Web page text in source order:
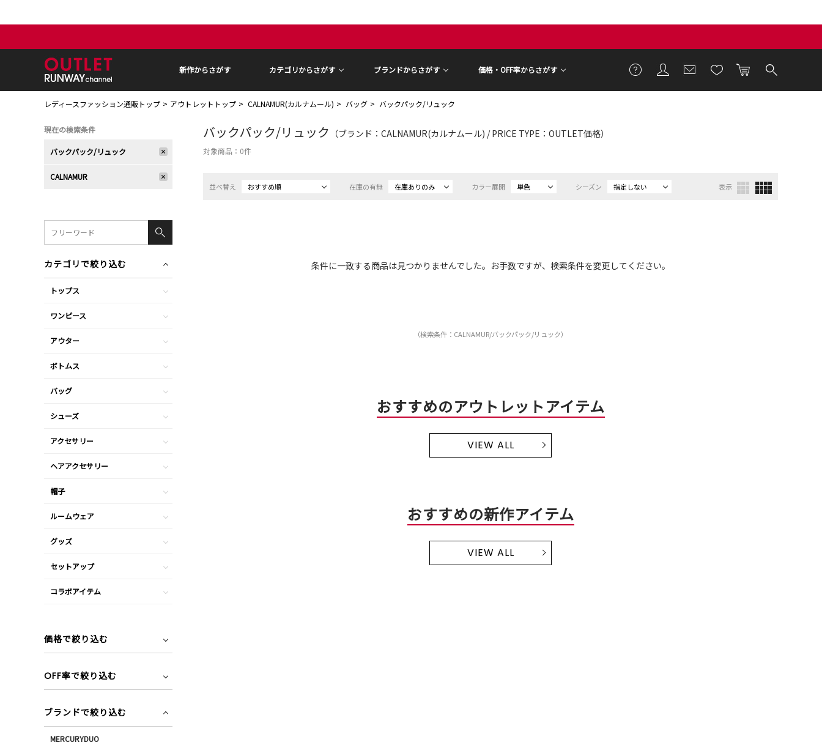
新作からさがす カテゴリからさがす ブランドからさがす 価格・OFF率からさがす
レディースファッション通販トップ アウトレットトップ CALNAMUR(カルナムール) バッグ バックパック/リュック
バックパック/リュック （ブランド：CALNAMUR(カルナムール) / PRICE TYPE：OUTLET価格）
対象商品： 0件
並べ替え おすすめ順 在庫の有無 在庫ありのみ カラー展開 単色 シーズン 指定しない 表示
条件に一致する商品は見つかりませんでした。お手数ですが、検索条件を変更してください。
（検索条件：CALNAMUR/バックパック/リュック）
おすすめのアウトレットアイテム
VIEW ALL
おすすめの新作アイテム
VIEW ALL
現在の検索条件
バックパック/リュック
CALNAMUR
カテゴリで絞り込む
トップス
ワンピース
アウター
ボトムス
バッグ
シューズ
アクセサリー
ヘアアクセサリー
帽子
ルームウェア
グッズ
セットアップ
コラボアイテム
価格で絞り込む
OFF率で絞り込む
ブランドで絞り込む
MERCURYDUO